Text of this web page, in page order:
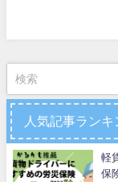
人気記事ランキ
軽
保